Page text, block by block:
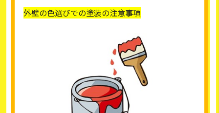
外壁の色選びでの塗装の注意事項